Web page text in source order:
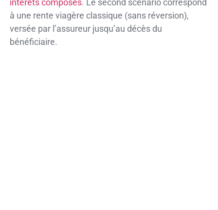
intérêts composés. Le second scénario correspond
à une rente viagère classique (sans réversion),
versée par l’assureur jusqu’au décès du
bénéficiaire.